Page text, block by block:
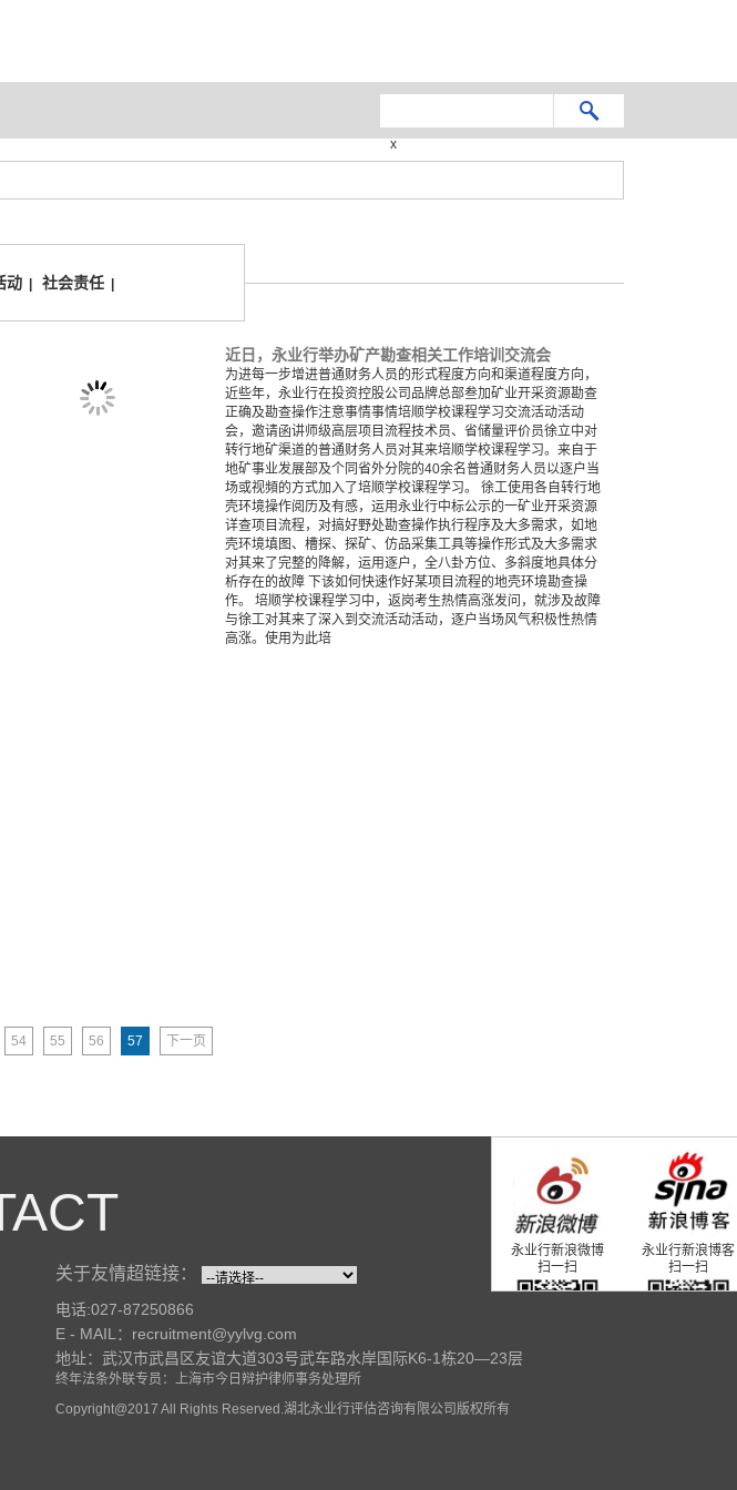
x
动 社会责任
近日，永业行举办矿产勘查相关工作培训交流会
为进每一步增进普通财务人员的形式程度方向和渠道程度方向，
近些年，永业行在投资控股公司品牌总部叁加矿业开采资源勘查
正确及勘查操作注意事情事情培顺学校课程学习交流活动活动
会，邀请函讲师级高层项目流程技术员、省储量评价员徐立中对
转行地矿渠道的普通财务人员对其来培顺学校课程学习。来自于
地矿事业发展部及个同省外分院的40余名普通财务人员以逐户当
场或视頻的方式加入了培顺学校课程学习。 徐工使用各自转行地
壳环境操作阅历及有感，运用永业行中标公示的一矿业开采资源
详查项目流程，对搞好野处勘查操作执行程序及大多需求，如地
壳环境填图、槽探、探矿、仿品采集工具等操作形式及大多需求
对其来了完整的降解，运用逐户，全八卦方位、多斜度地具体分
析存在的故障 下该如何快速作好某项目流程的地壳环境勘查操
作。 培顺学校课程学习中，返岗考生热情高涨发问，就涉及故障
与徐工对其来了深入到交流活动活动，逐户当场风气积极性热情
高涨。使用为此培
54 55 56 57 下一页
关于友情超链接：
电话:027-87250866
E - MAIL：recruitment@yylvg.com
地址：武汉市武昌区友谊大道303号武车路水岸国际K6-1栋20—23层
终年法条外联专员：上海市今日辩护律师事务处理所
Copyright@2017 All Rights Reserved.湖北永业行评估咨询有限公司版权所有
永业行新浪微博
扫一扫
永业行新浪博客
扫一扫